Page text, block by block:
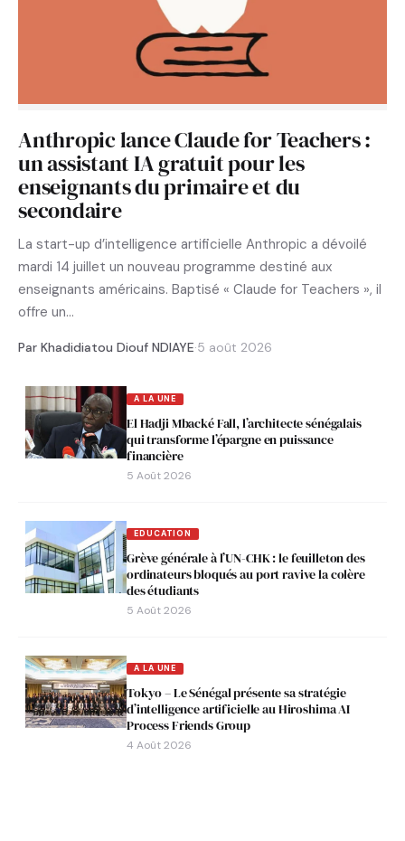
Anthropic lance Claude for Teachers :
un assistant IA gratuit pour les
enseignants du primaire et du
secondaire
La start-up d’intelligence artificielle Anthropic a dévoilé
mardi 14 juillet un nouveau programme destiné aux
enseignants américains. Baptisé « Claude for Teachers », il
offre un…
Par Khadidiatou Diouf NDIAYE·5 août 2026
A LA UNE
El Hadji Mbacké Fall, l’architecte sénégalais
qui transforme l’épargne en puissance
financière
5 Août 2026
EDUCATION
Grève générale à l’UN-CHK : le feuilleton des
ordinateurs bloqués au port ravive la colère
des étudiants
5 Août 2026
A LA UNE
Tokyo – Le Sénégal présente sa stratégie
d’intelligence artificielle au Hiroshima AI
Process Friends Group
4 Août 2026